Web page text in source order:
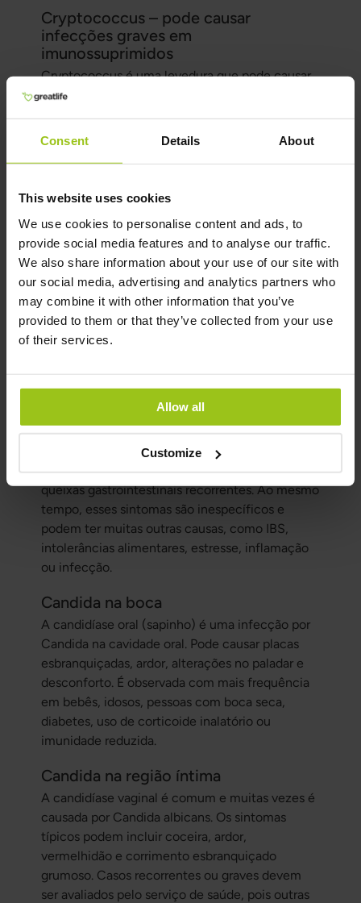
Consent Details About
This website uses cookies
We use cookies to personalise content and ads, to
provide social media features and to analyse our traffic.
We also share information about your use of our site with
our social media, advertising and analytics partners who
may combine it with other information that you’ve
provided to them or that they’ve collected from your use
of their services.
Allow all
Customize
Cryptococcus – pode causar
infecções graves em
imunossuprimidos
Cryptococcusé uma levedura que pode causar
infecção grave, especialmente em pessoas com
conhecida é
Cryptococcus neoformans
, que
Candida no intestino, na
boca e na região íntima
Candida pode estar presente em vários locais do
corpo. Onde o fungo se encontra influencia
quais sintomas podem surgir e que tipo de
avaliação é necessária.
Em desequilíbrio da microbiota intestinal,
algumas pessoas podem suspeitar de
crescimento excessivo de Candida,
especialmente na presença de gases, distensão
abdominal, alteração do hábito intestinal ou
queixas gastrointestinais recorrentes. Ao mesmo
tempo, esses sintomas são inespecíficos e
podem ter muitas outras causas, como IBS,
intolerâncias alimentares, estresse, inflamação
ou infecção.
Candida na boca
A candidíase oral (sapinho) é uma infecção por
Candida na cavidade oral. Pode causar placas
esbranquiçadas, ardor, alterações no paladar e
desconforto. É observada com mais frequência
em bebês, idosos, pessoas com boca seca,
diabetes, uso de corticoide inalatório ou
imunidade reduzida.
Candida na região íntima
A candidíase vaginal é comum e muitas vezes é
causada por Candida albicans. Os sintomas
típicos podem incluir coceira, ardor,
vermelhidão e corrimento esbranquiçado
grumoso. Casos recorrentes ou graves devem
ser avaliados pelo serviço de saúde, pois outras